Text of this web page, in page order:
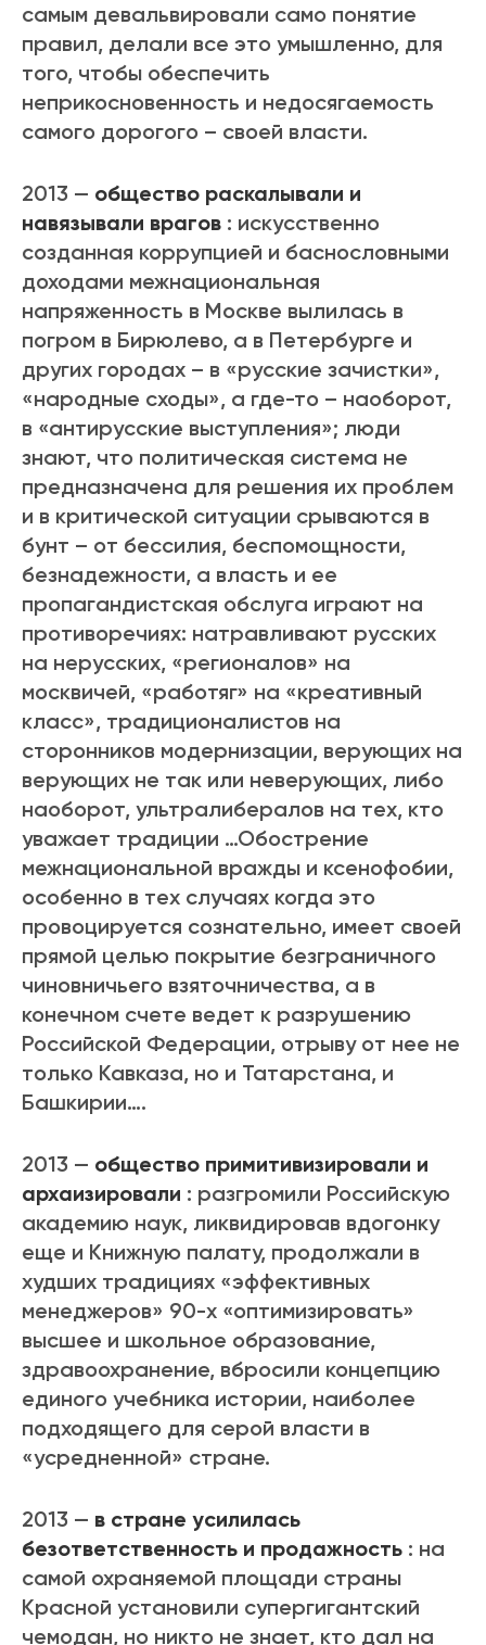
самым девальвировали само понятие
правил, делали все это умышленно, для
того, чтобы обеспечить
неприкосновенность и недосягаемость
самого дорогого – своей власти.
2013 — общество раскалывали и
навязывали врагов : искусственно
созданная коррупцией и баснословными
доходами межнациональная
напряженность в Москве вылилась в
погром в Бирюлево, а в Петербурге и
других городах – в «русские зачистки»,
«народные сходы», а где-то – наоборот,
в «антирусские выступления»; люди
знают, что политическая система не
предназначена для решения их проблем
и в критической ситуации срываются в
бунт – от бессилия, беспомощности,
безнадежности, а власть и ее
пропагандистская обслуга играют на
противоречиях: натравливают русских
на нерусских, «регионалов» на
москвичей, «работяг» на «креативный
класс», традиционалистов на
сторонников модернизации, верующих на
верующих не так или неверующих, либо
наоборот, ультралибералов на тех, кто
уважает традиции …Обострение
межнациональной вражды и ксенофобии,
особенно в тех случаях когда это
провоцируется сознательно, имеет своей
прямой целью покрытие безграничного
чиновничьего взяточничества, а в
конечном счете ведет к разрушению
Российской Федерации, отрыву от нее не
только Кавказа, но и Татарстана, и
Башкирии….
2013 — общество примитивизировали и
архаизировали : разгромили Российскую
академию наук, ликвидировав вдогонку
еще и Книжную палату, продолжали в
худших традициях «эффективных
менеджеров» 90-х «оптимизировать»
высшее и школьное образование,
здравоохранение, вбросили концепцию
единого учебника истории, наиболее
подходящего для серой власти в
«усредненной» стране.
2013 — в стране усилилась
безответственность и продажность : на
самой охраняемой площади страны
Красной установили супергигантский
чемодан, но никто не знает, кто дал на